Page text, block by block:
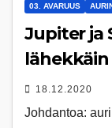
03. AVARUUS
Jupiter ja
lähekkäin
18.12.2020
Johdantoa: